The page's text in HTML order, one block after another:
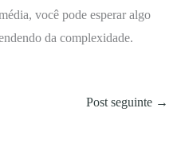
você pode esperar algo
da complexidade.
Post seguinte →